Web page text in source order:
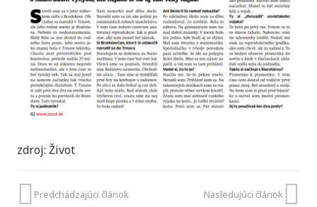
zdroj: Život
Predchádzajúci článok Nasledujúci článok